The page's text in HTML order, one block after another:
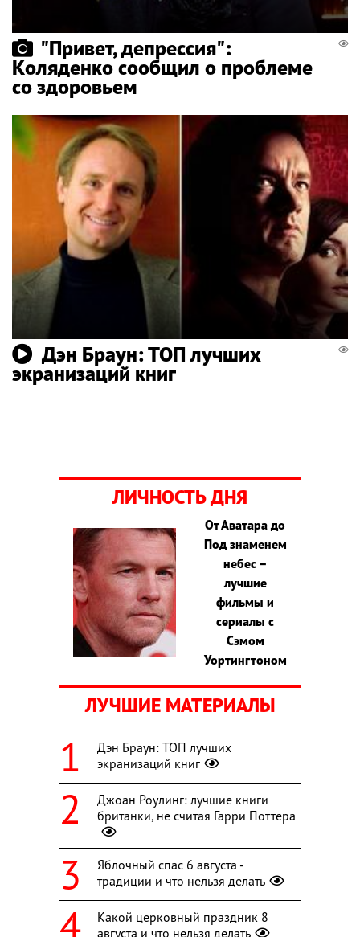
"Привет, депрессия":
Коляденко сообщил о проблеме
со здоровьем
Дэн Браун: ТОП лучших
экранизаций книг
ЛИЧНОСТЬ ДНЯ
От Аватара до
Под знаменем
небес –
лучшие
фильмы и
сериалы с
Сэмом
Уортингтоном
ЛУЧШИЕ МАТЕРИАЛЫ
Дэн Браун: ТОП лучших
экранизаций книг
Джоан Роулинг: лучшие книги
британки, не считая Гарри Поттера
Яблочный спас 6 августа -
традиции и что нельзя делать
Какой церковный праздник 8
августа и что нельзя делать